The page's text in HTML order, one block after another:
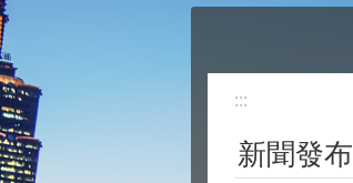
:::
新聞發布